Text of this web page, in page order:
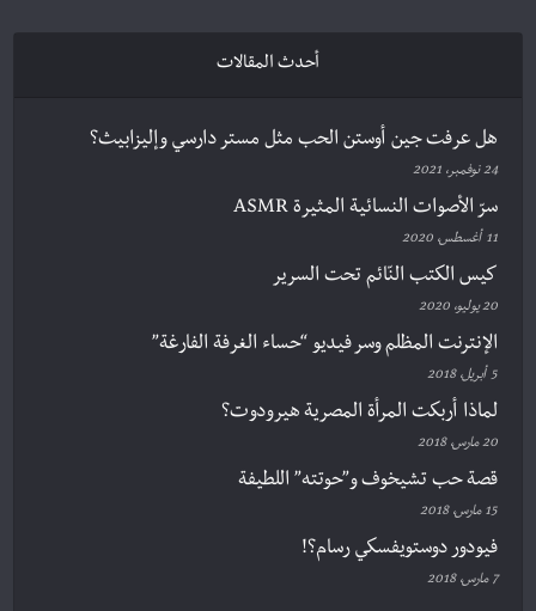
أحدث المقالات
هل عرفت جين أوستن الحب مثل مستر دارسي وإليزابيث؟
24 نوفمبر، 2021
سرّ الأصوات النسائية المثيرة ASMR
11 أغسطس، 2020
كيس الكتب النّائم تحت السرير
20 يوليو، 2020
الإنترنت المظلم وسر فيديو “حساء الغرفة الفارغة”
5 أبريل، 2018
لماذا أربكت المرأة المصرية هيرودوت؟
20 مارس، 2018
قصة حب تشيخوف و”حوتته” اللطيفة
15 مارس، 2018
فيودور دوستويفسكي رسام؟!
7 مارس، 2018